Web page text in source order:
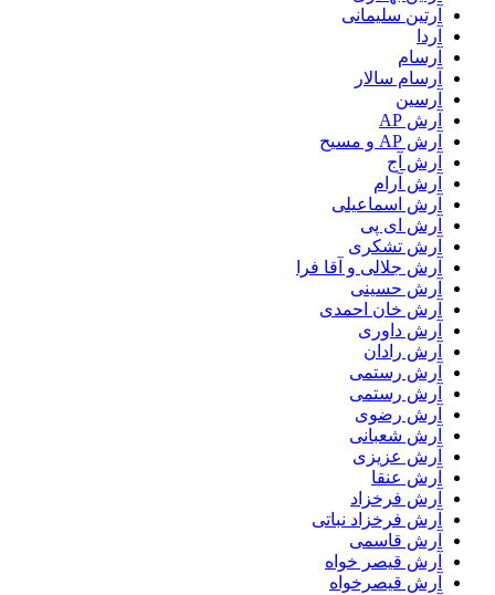
آرتین سلیمانی
آردا
آرسام
آرسام سالار
آرسین
آرش AP
آرش AP و مسیح
آرش آج
آرش آرام
آرش اسماعیلی
آرش ای پی
آرش تشکری
آرش جلالی و آقا فرا
آرش حسینی
آرش خان احمدی
آرش داوری
آرش رادان
آرش رستمى
آرش رستمی
آرش رضوی
آرش شعبانی
آرش عزیزی
آرش عنقا
آرش فرخزاد
آرش فرخزاد نباتی
آرش قاسمی
آرش قیصر خواه
آرش قیصرخواه